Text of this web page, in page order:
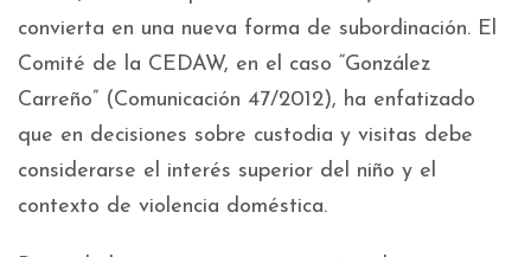
convierta en una nueva forma de subordinación. El
Comité de la CEDAW, en el caso “González
Carreño” (Comunicación 47/2012), ha enfatizado
que en decisiones sobre custodia y visitas debe
considerarse el interés superior del niño y el
contexto de violencia doméstica.